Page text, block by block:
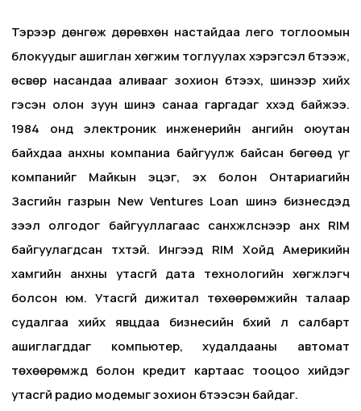
Тэрээр дөнгөж дөрөвхөн настайдаа лего тоглоомын
блокуудыг ашиглан хөгжим тоглуулах хэрэгсэл бүтээж,
өсвөр насандаа аливааг зохион бүтээх, шинээр хийх
гэсэн олон зуун шинэ санаа гаргадаг хүүхэд байжээ.
1984 онд электроник инженерийн ангийн оюутан
байхдаа анхны компаниа байгуулж байсан бөгөөд уг
компанийг Майкын эцэг, эх болон Онтариагийн
Засгийн газрын New Ventures Loan шинэ бизнесүүдэд
зээл олгодог байгууллагаас санхүүжүүлснээр анх RIM
байгуулагдсан түүхтэй. Ингээд RIM Хойд Америкийн
хамгийн анхны утасгүй дата технологийн хөгжүүлэгч
болсон юм. Утасгүй дижитал төхөөрөмжийн талаар
судалгаа хийх явцдаа бизнесийн бүхий л салбарт
ашиглагддаг компьютер, худалдааны автомат
төхөөрөмжүүд болон кредит картаас тооцоо хийдэг
утасгүй радио модемыг зохион бүтээсэн байдаг.